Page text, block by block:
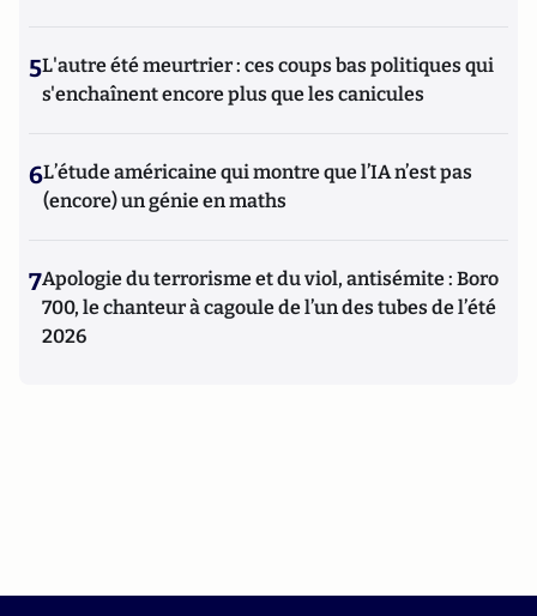
5L'autre été meurtrier : ces coups bas politiques qui
s'enchaînent encore plus que les canicules
6L’étude américaine qui montre que l’IA n’est pas
(encore) un génie en maths
7Apologie du terrorisme et du viol, antisémite : Boro
700, le chanteur à cagoule de l’un des tubes de l’été
2026